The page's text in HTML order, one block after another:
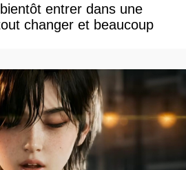
entrer dans une
changer et beaucoup